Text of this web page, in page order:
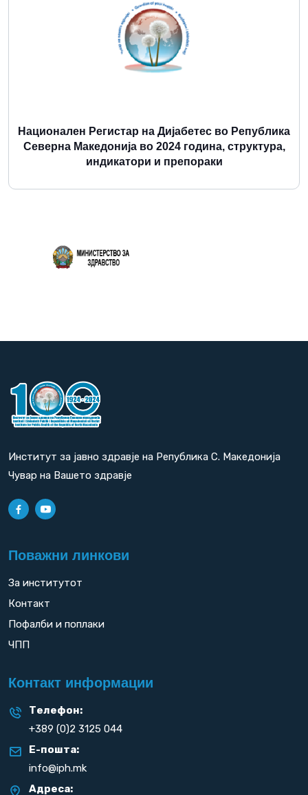
Повеќе
Национален Регистар на Дијабетес во Република
Северна Македонија во 2024 година, структура,
индикатори и препораки
Институт за јавно здравје на Република С. Македонија
Чувар на Вашето здравје
Поважни линкови
За институтот
Контакт
Пофалби и поплаки
ЧПП
Контакт информации
Телефон:
+389 (0)2 3125 044
Е-пошта:
info@iph.mk
Адреса: